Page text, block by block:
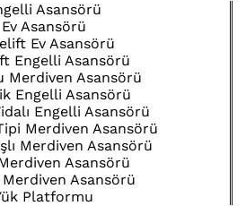
Asansörü
Ev Asansörü
Ev Asansörü
Engelli Asansörü
Merdiven Asansörü
Engelli Asansörü
Engelli Asansörü
Merdiven Asansörü
Merdiven Asansörü
Asansörü
Asansörü
Platformu